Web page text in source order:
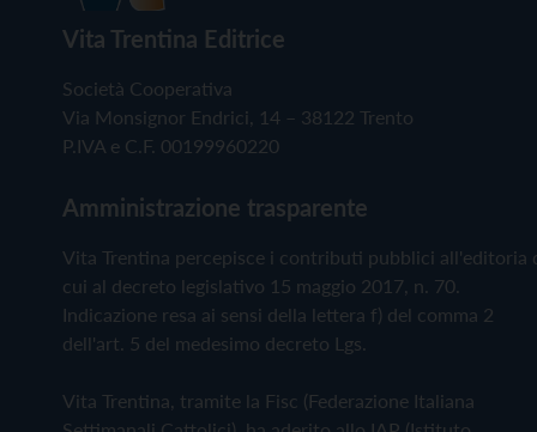
Vita Trentina Editrice
Società Cooperativa
Via Monsignor Endrici, 14 – 38122 Trento
P.IVA e C.F. 00199960220
Amministrazione trasparente
Vita Trentina percepisce i contributi pubblici all'editoria
cui al decreto legislativo 15 maggio 2017, n. 70.
Indicazione resa ai sensi della lettera f) del comma 2
dell'art. 5 del medesimo decreto Lgs.
Vita Trentina, tramite la Fisc (Federazione Italiana